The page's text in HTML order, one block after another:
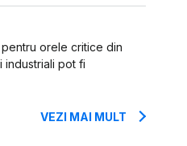
orele critice din
industriali pot fi
VEZI MAI MULT